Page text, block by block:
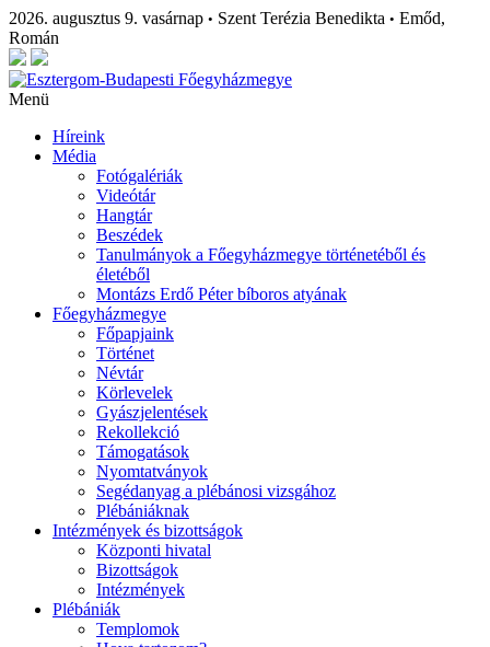
2026. augusztus 9. vasárnap • Szent Terézia Benedikta • Emőd,
Román
Menü
Híreink
Média
Fotógalériák
Videótár
Hangtár
Beszédek
Tanulmányok a Főegyházmegye történetéből és
életéből
Montázs Erdő Péter bíboros atyának
Főegyházmegye
Főpapjaink
Történet
Névtár
Körlevelek
Gyászjelentések
Rekollekció
Támogatások
Nyomtatványok
Segédanyag a plébánosi vizsgához
Plébániáknak
Intézmények és bizottságok
Központi hivatal
Bizottságok
Intézmények
Plébániák
Templomok